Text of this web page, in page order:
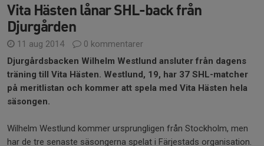
Vita Hästen lånar SHL-back från
Djurgården
11 aug 2014
0 kommentarer
Djurgårdsbacken Wilhelm Westlund ansluter från dagens
träning till Vita Hästen. Westlund, 19, har 37 SHL-matcher
på meritlistan och kommer att spela med Vita Hästen hela
säsongen.
Wilhelm Westlund kommer ursprungligen från Stockholm, men
har de tre senaste säsongerna spelat i Färjestads organisation.